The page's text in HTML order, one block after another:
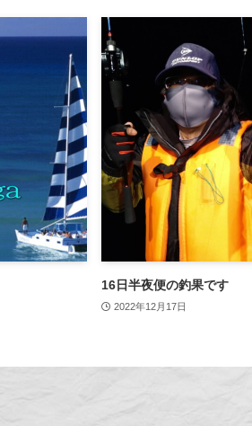
16日半夜便の釣果です
2022年12月17日